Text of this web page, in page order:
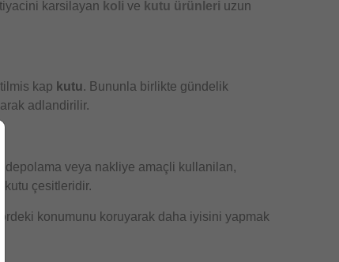
karsilayan koli ve kutu ürünleri uzun
kap kutu. Bununla birlikte gündelik
adlandirilir.
veya nakliye amaçli kullanilan,
çesitleridir.
konumunu koruyarak daha iyisini yapmak